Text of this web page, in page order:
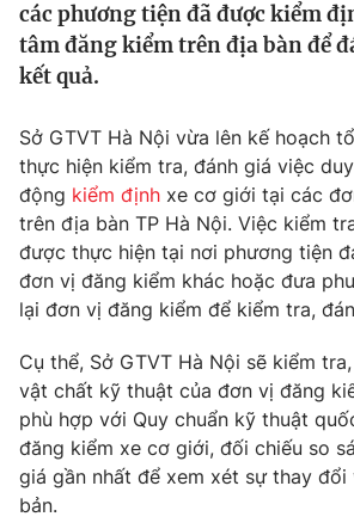
Thế giới
Tin tức
Câu chuyện quốc tế
Kinh tế
Tài chính
Thị trường
Góc doanh nghiệp
Dữ liệu và đời sống
Truyền hình
Phim VTV
Nhân vật
Khán giả
Giải sao mai
Giải trí
Điện ảnh
Âm nhạc
Sao
Đời sống
Du lịch
Làm đẹp
Chất lượng cuộc sống
Giáo dục
Tuyển sinh
Công nghệ
các phương tiện đã được kiểm
tâm đăng kiểm trên địa bàn để
kết quả.
Sở GTVT Hà Nội vừa lên kế hoạch
thực hiện kiểm tra, đánh giá việc
động kiểm định xe cơ giới tại các
trên địa bàn TP Hà Nội. Việc kiểm
được thực hiện tại nơi phương tiện
đơn vị đăng kiểm khác hoặc đưa
lại đơn vị đăng kiểm để kiểm tra,
Cụ thể, Sở GTVT Hà Nội sẽ kiểm
vật chất kỹ thuật của đơn vị đăng
phù hợp với Quy chuẩn kỹ thuật
đăng kiểm xe cơ giới, đối chiếu so
giá gần nhất để xem xét sự thay đổi
bản.